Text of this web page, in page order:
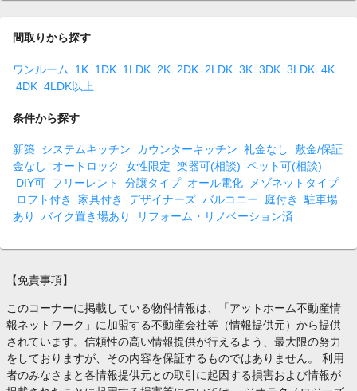
間取りから探す
ワンルーム 1K 1DK 1LDK 2K 2DK 2LDK 3K 3DK 3LDK 4K
4DK 4LDK以上
条件から探す
新築 システムキッチン カウンターキッチン 礼金なし
敷金/保証
金なし
オートロック 女性限定 楽器可(相談) ペット可(相談)
DIY可 フリーレント 分譲タイプ オール電化
メゾネットタイプ
ロフト付き
家具付き デザイナーズ バルコニー 庭付き
駐車場
あり
バイク置き場あり リフォーム・リノベーション済
【免責事項】
このコーナーに掲載している物件情報は、「アットホーム不動産情
報ネットワーク」に加盟する不動産会社等（情報提供元）から提供
されています。信頼性の高い情報提供が行えるよう、最大限の努力
をしておりますが、その内容を保証するものではありません。 利用
者のみなさまと各情報提供元との取引に起因する損害および情報が